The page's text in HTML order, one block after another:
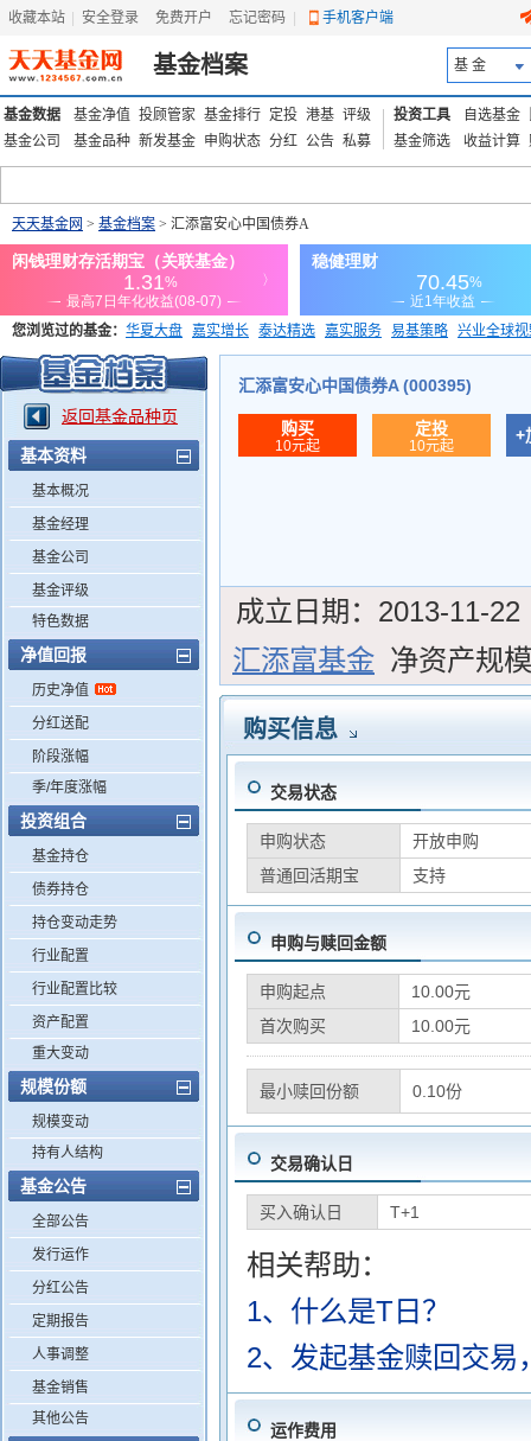
收藏本站 安全登录 免费开户 忘记密码 手机客户端
基金档案 基 金
基金数据 基金净值 投顾管家 基金排行 定投 港基 评级
基金公司
基金品种 新发基金 申购状态 分红 公告 私募
投资工具 自选基金
基金筛选
收益计算
天天基金网 > 基金档案 > 汇添富安心中国债券A
您浏览过的基金： 华夏大盘 嘉实增长 泰达精选 嘉实服务 易基策略 兴业全球
添富优势 华安宏利 上证180价值ETF
返回基金品种页
基本资料
基本概况
基金经理
基金公司
基金评级
特色数据
净值回报
历史净值
分红送配
阶段涨幅
季/年度涨幅
投资组合
基金持仓
债券持仓
持仓变动走势
行业配置
行业配置比较
资产配置
重大变动
规模份额
规模变动
持有人结构
基金公告
全部公告
发行运作
分红公告
定期报告
人事调整
基金销售
其他公告
汇添富安心中国债券A (000395)
购买
10元起
定投
10元起
+
成立日期： 2013-11-22
汇添富基金 净资产规
购买信息
交易状态
申购状态
开放申购
普通回活期宝
支持
申购与赎回金额
申购起点
10.00元
首次购买
10.00元
最小赎回份额 0.10份
交易确认日
买入确认日 T+1
相关帮助：
1、什么是T日？
2、发起基金赎回交易
运作费用